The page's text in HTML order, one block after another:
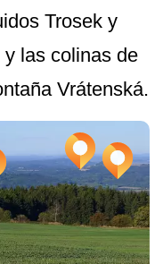
Trosek y
las colinas de
Vrátenská.